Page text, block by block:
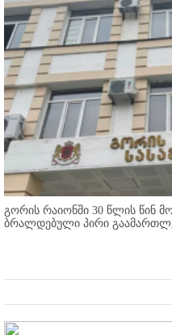
გორის რაიონში 30 წლის წინ
ბრალდებული პირი